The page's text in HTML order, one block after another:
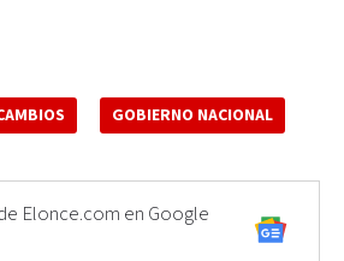
GOBIERNO NACIONAL
Elonce.com en Google